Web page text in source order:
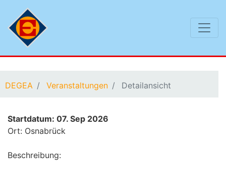
DEGEA Veranstaltungen Detailansicht
Startdatum: 07. Sep 2026
Ort: Osnabrück
Beschreibung: